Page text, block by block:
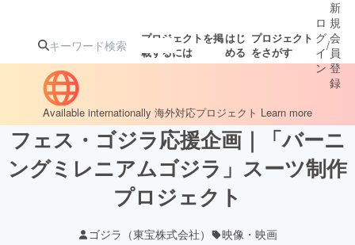
プロジェクトを掲
載するには
はじ
める
プロジェクト
をさがす
人気のプロ
ジェクト
注目のリ
ターン
注目の新着プロ
ジェクト
募集終了が近いプ
ロジェクト
もうすぐ公開
されます
アート・写真
ロ
グ
イ
ン
/
新
規
会
員
登
録
Available internationally 海外対応プロジェクト Learn more
フェス・ゴジラ応援企画｜「バーニ
ングミレニアムゴジラ」スーツ制作
プロジェクト
ゴジラ（東宝株式会社） 映像・映画